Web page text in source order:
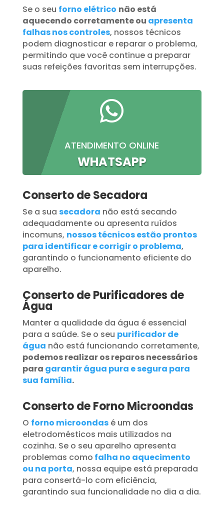
Se o seu forno elétrico não está
aquecendo corretamente ou apresenta
falhas nos controles, nossos técnicos
podem diagnosticar e reparar o problema,
permitindo que você continue a preparar
suas refeições favoritas sem interrupções.

ATENDIMENTO ONLINE
WHATSAPP
Conserto de Secadora
Se a sua secadora não está secando
adequadamente ou apresenta ruídos
incomuns, nossos técnicos estão prontos
para identificar e corrigir o problema,
garantindo o funcionamento eficiente do
aparelho.
Conserto de Purificadores de
Água
Manter a qualidade da água é essencial
para a saúde. Se o seu purificador de
água não está funcionando corretamente,
podemos realizar os reparos necessários
para garantir água pura e segura para
sua família.
Conserto de Forno Microondas
O forno microondasé um dos
eletrodomésticos mais utilizados na
cozinha. Se o seu aparelho apresenta
problemas como falha no aquecimento
ou na porta, nossa equipe está preparada
para consertá-lo com eficiência,
garantindo sua funcionalidade no dia a dia.